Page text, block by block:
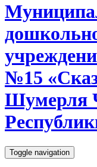
№15
Шумерля
Toggle navigation